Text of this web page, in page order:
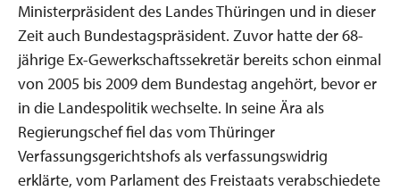
Ministerpräsident des Landes Thüringen und in dieser
Zeit auch Bundestagspräsident. Zuvor hatte der 68-
jährige Ex-Gewerkschaftssekretär bereits schon einmal
von 2005 bis 2009 dem Bundestag angehört, bevor er
in die Landespolitik wechselte. In seine Ära als
Regierungschef fiel das vom Thüringer
Verfassungsgerichtshofs als verfassungswidrig
erklärte, vom Parlament des Freistaats verabschiedete